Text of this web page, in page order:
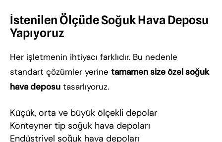
İstenilen Ölçüde Soğuk Hava Deposu
Yapıyoruz
Her işletmenin ihtiyacı farklıdır. Bu nedenle
standart çözümler yerine tamamen size özel soğuk
hava deposu tasarlıyoruz.
Küçük, orta ve büyük ölçekli depolar
Konteyner tip soğuk hava depoları
Endüstriyel soğuk hava depoları